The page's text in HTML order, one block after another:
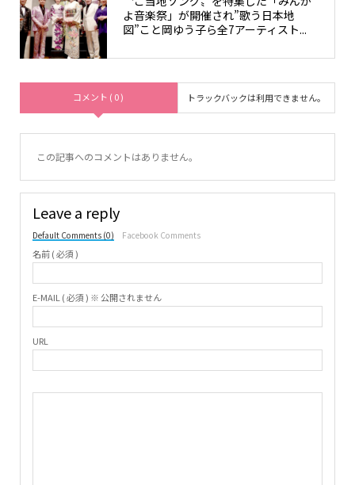
よ音楽祭」が開催され”歌う日本地
図”こと岡ゆう子ら全7アーティスト...
コメント ( 0 ) トラックバックは利用できません。
この記事へのコメントはありません。
Leave a reply
Default Comments (0) Facebook Comments
名前 ( 必須 )
E-MAIL ( 必須 ) ※ 公開されません
URL